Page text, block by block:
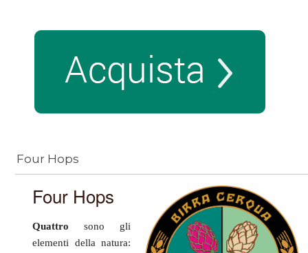
Four Hops
Four Hops
Quattro sono gli
elementi della natura: